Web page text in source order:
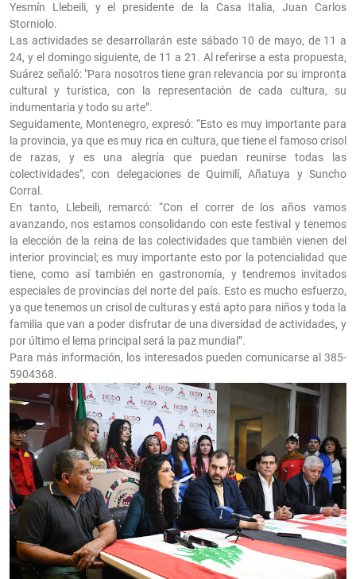
Yesmín Llebeili, y el presidente de la Casa Italia, Juan Carlos
Storniolo.
Las actividades se desarrollarán este sábado 10 de mayo, de 11 a
24, y el domingo siguiente, de 11 a 21. Al referirse a esta propuesta,
Suárez señaló: "Para nosotros tiene gran relevancia por su impronta
cultural y turística, con la representación de cada cultura, su
indumentaria y todo su arte”.
Seguidamente, Montenegro, expresó: “Esto es muy importante para
la provincia, ya que es muy rica en cultura, que tiene el famoso crisol
de razas, y es una alegría que puedan reunirse todas las
colectividades", con delegaciones de Quimilí, Añatuya y Suncho
Corral.
En tanto, Llebeili, remarcó: “Con el correr de los años vamos
avanzando, nos estamos consolidando con este festival y tenemos
la elección de la reina de las colectividades que también vienen del
interior provincial; es muy importante esto por la potencialidad que
tiene, como así también en gastronomía, y tendremos invitados
especiales de provincias del norte del país. Esto es mucho esfuerzo,
ya que tenemos un crisol de culturas y está apto para niños y toda la
familia que van a poder disfrutar de una diversidad de actividades, y
por último el lema principal será la paz mundial”.
Para más información, los interesados pueden comunicarse al 385-
5904368.